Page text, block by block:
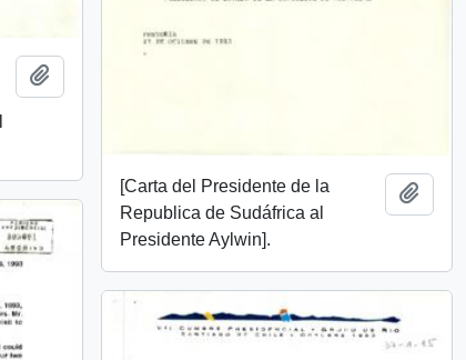
Añadir al portapapeles
[Carta del Presidente de la
Republica de Sudáfrica al
Presidente Aylwin].